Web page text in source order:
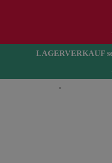
LAGERVERKAUF